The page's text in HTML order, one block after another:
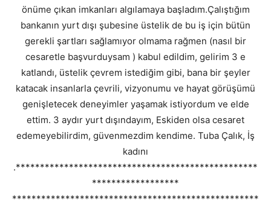
önüme çıkan imkanları algılamaya başladım.Çalıştığım
bankanın yurt dışı şubesine üstelik de bu iş için bütün
gerekli şartları sağlamıyor olmama rağmen (nasıl bir
cesaretle başvurduysam ) kabul edildim, gelirim 3 e
katlandı, üstelik çevrem istediğim gibi, bana bir şeyler
katacak insanlarla çevrili, vizyonumu ve hayat görüşümü
genişletecek deneyimler yaşamak istiyordum ve elde
ettim. 3 aydır yurt dışındayım, Eskiden olsa cesaret
edemeyebilirdim, güvenmezdim kendime. Tuba Çalık, İş
kadını
.**************************************************
******************
***************************************************